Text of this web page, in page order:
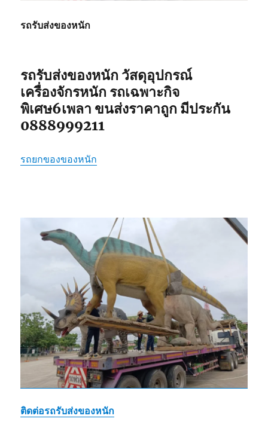
รถรับส่งของหนัก
รถรับส่งของหนัก วัสดุอุปกรณ์
เครื่องจักรหนัก รถเฉพาะกิจ
พิเศษ6เพลา ขนส่งราคาถูก มีประกัน
0888999211
รถยกของของหนัก
ติดต่อรถรับส่งของหนัก